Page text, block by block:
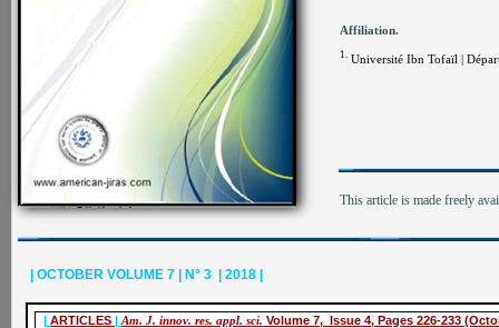
| ARTICLES | Am. J. innov. res. appl. sci. Volume 7, Issue 4, Pages 226-233
| OCTOBER VOLUME 7 | N° 3 | 2018 |
Affiliation.
1. Université Ibn Tofaïl |
This article is made freely